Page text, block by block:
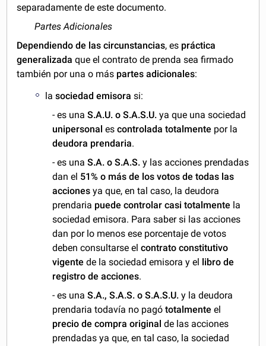
separadamente de este documento.
Partes Adicionales
Dependiendo de las circunstancias, es práctica
generalizada que el contrato de prenda sea firmado
también por una o más partes adicionales:
lasociedad emisora si:
- es unaS.A.U. o S.A.S.U. ya que una sociedad
unipersonal escontrolada totalmente por la
deudora prendaria.
- es unaS.A. o S.A.S. y las acciones prendadas
dan el 51% o más de los votos de todas las
acciones ya que, en tal caso, la deudora
prendaria puede controlar casi totalmente la
sociedad emisora. Para saber si las acciones
dan por lo menos ese porcentaje de votos
deben consultarse elcontrato constitutivo
vigente de la sociedad emisora y el libro de
registro de acciones.
- es una S.A., S.A.S. o S.A.S.U.y la deudora
prendaria todavía no pagótotalmente el
precio de compra original de las acciones
prendadas ya que, en tal caso, la sociedad